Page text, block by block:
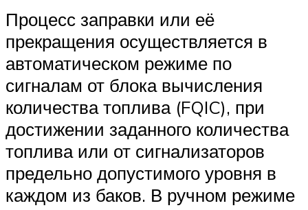
Процесс заправки или её
прекращения осуществляется в
автоматическом режиме по
сигналам от блока вычисления
количества топлива (FQIC), при
достижении заданного количества
топлива или от сигнализаторов
предельно допустимого уровня в
каждом из баков. В ручном режиме